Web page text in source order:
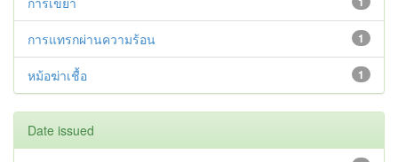
1
การแทรกผ่านความร้อน
1
หม้อฆ่าเชื้อ
Date issued